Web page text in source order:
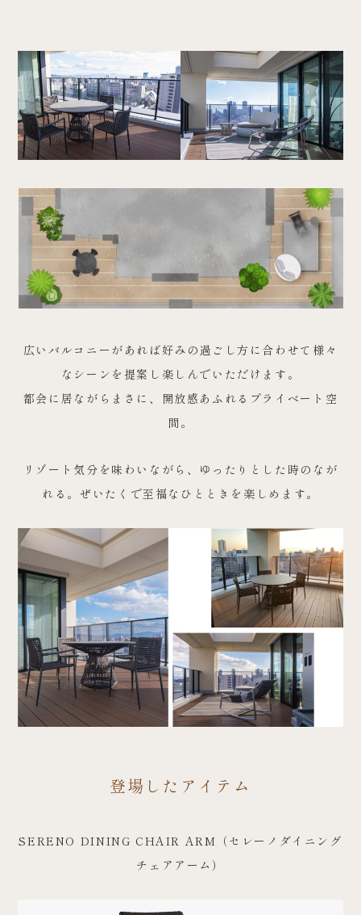
広いバルコニーがあれば好みの過ごし方に合わせて様々
なシーンを提案し楽しんでいただけます。
都会に居ながらまさに、開放感あふれるプライベート空
間。
リゾート気分を味わいながら、ゆったりとした時のなが
れる。ぜいたくで至福なひとときを楽しめます。
登場したアイテム
SERENO DINING CHAIR ARM（セレーノダイニング
チェアアーム）